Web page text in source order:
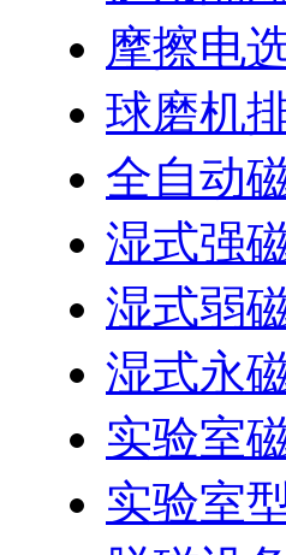
摩擦电
球磨机
全自动
湿式强
湿式弱
湿式永
实验室
实验室